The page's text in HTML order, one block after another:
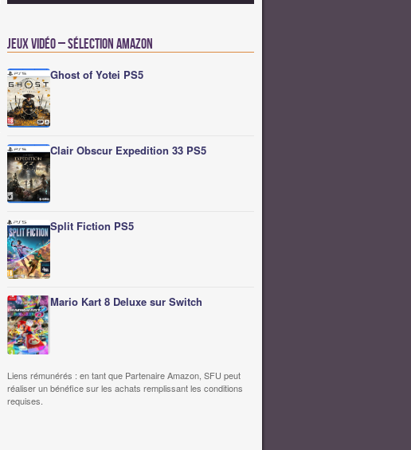
Jeux vidéo – Sélection Amazon
Ghost of Yotei PS5
Clair Obscur Expedition 33 PS5
Split Fiction PS5
Mario Kart 8 Deluxe sur Switch
Liens rémunérés : en tant que Partenaire Amazon, SFU peut
réaliser un bénéfice sur les achats remplissant les conditions
requises.